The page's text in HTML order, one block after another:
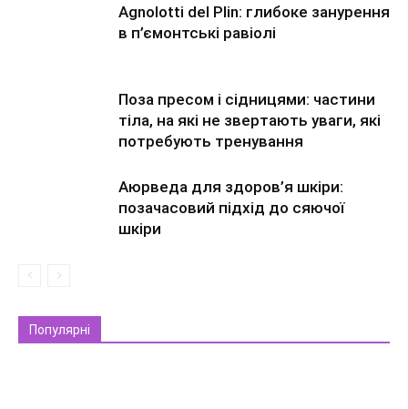
Agnolotti del Plin: глибоке занурення
в п’ємонтські равіолі
Поза пресом і сідницями: частини
тіла, на які не звертають уваги, які
потребують тренування
Аюрведа для здоров’я шкіри:
позачасовий підхід до сяючої
шкіри
Популярні